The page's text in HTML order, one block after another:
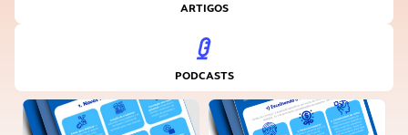
ARTIGOS
PODCASTS